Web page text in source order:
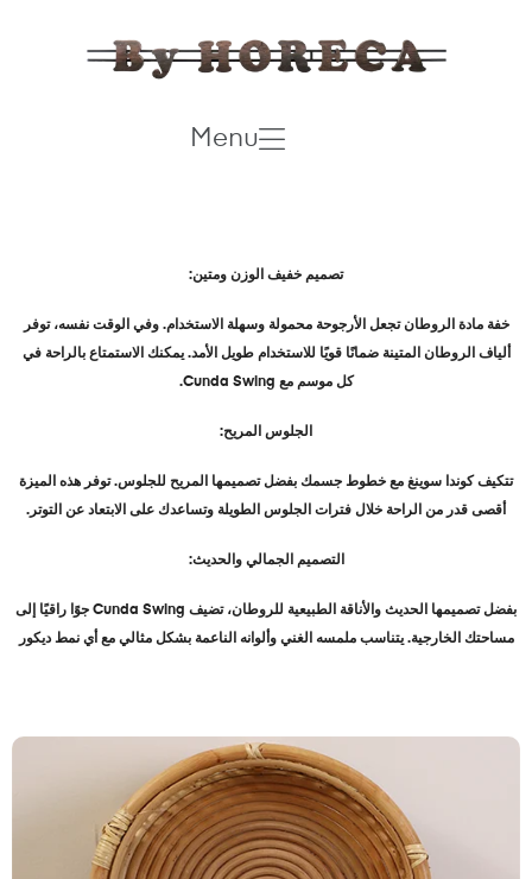
Menu
تصميم خفيف الوزن ومتين:
خفة مادة الروطان تجعل الأرجوحة محمولة وسهلة الاستخدام. وفي الوقت نفسه، توفر
ألياف الروطان المتينة ضمانًا قويًا للاستخدام طويل الأمد. يمكنك الاستمتاع بالراحة في
كل موسم مع
الجلوس المريح:
تتكيف كوندا سوينغ مع خطوط جسمك بفضل تصميمها المريح للجلوس. توفر هذه الميزة
أقصى قدر من الراحة خلال فترات الجلوس الطويلة وتساعدك على الابتعاد عن التوتر .
التصميم الجمالي والحديث:
بفضل تصميمها الحديث والأناقة الطبيعية للروطان، تضيف
جوًا راقيًا إلى
مساحتك الخارجية. يتناسب ملمسه الغني وألوانه الناعمة بشكل مثالي مع أي نمط ديكور